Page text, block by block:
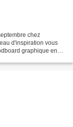
chez
d'inspiration vous
graphique en